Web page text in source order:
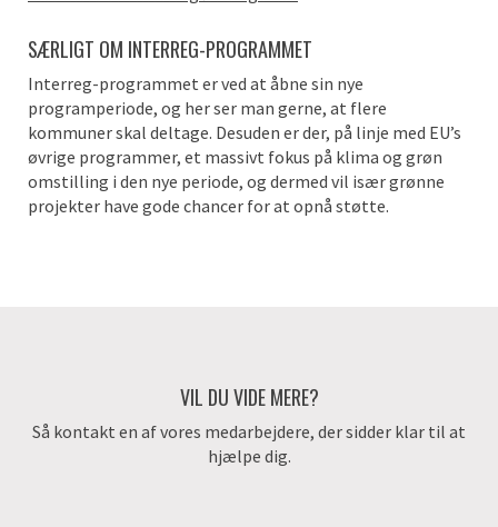
SÆRLIGT OM INTERREG-PROGRAMMET
Interreg-programmet er ved at åbne sin nye
programperiode, og her ser man gerne, at flere
kommuner skal deltage. Desuden er der, på linje med EU’s
øvrige programmer, et massivt fokus på klima og grøn
omstilling i den nye periode, og dermed vil især grønne
projekter have gode chancer for at opnå støtte.
VIL DU VIDE MERE?
Så kontakt en af vores medarbejdere, der sidder klar til at
hjælpe dig.